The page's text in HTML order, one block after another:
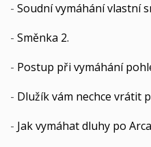
- Soudní vymáhání vlastní
- Směnka 2.
- Postup při vymáhání
- Dlužík vám nechce vrátit
- Jak vymáhat dluhy po